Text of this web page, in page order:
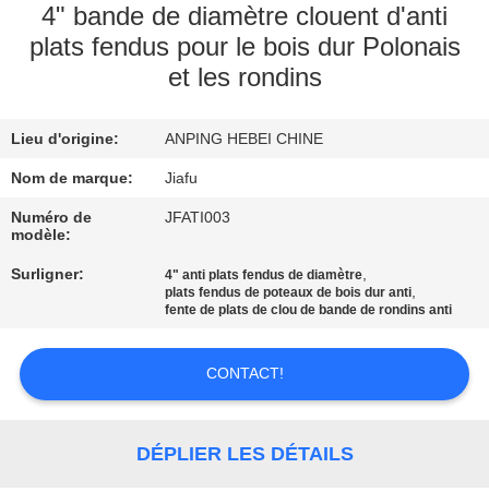
VISITE
CONTRÔLE
DE
QUALITÉ
CONTACTEZ-
DEMANDEZ
CITATION
4" bande de diamètre clouent d'anti
plats fendus pour le bois dur Polonais
et les rondins
Lieu d'origine: ANPING HEBEI CHINE
Nom de marque: Jiafu
Numéro de
modèle:
JFATI003
Surligner: 4" anti plats fendus de diamètre,
plats fendus de poteaux de bois dur anti,
fente de plats de clou de bande de rondins anti
CONTACT!
DÉPLIER LES DÉTAILS